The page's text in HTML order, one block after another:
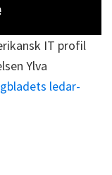
IT profil
Ylva
ledar-